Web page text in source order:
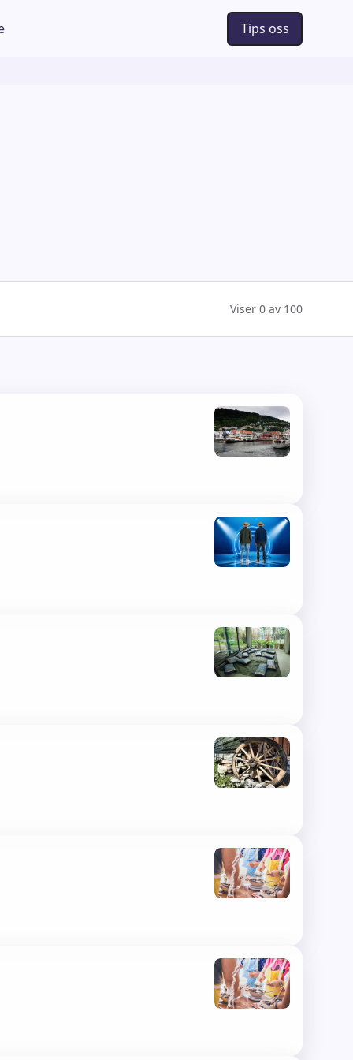
Tips oss
Viser 0 av 100